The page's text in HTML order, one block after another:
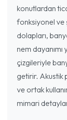
konutlardan
fonksiyonel ve
dolapları,
nem dayanımı
çizgileriyle
getirir. Akustik
ve ortak
mimari